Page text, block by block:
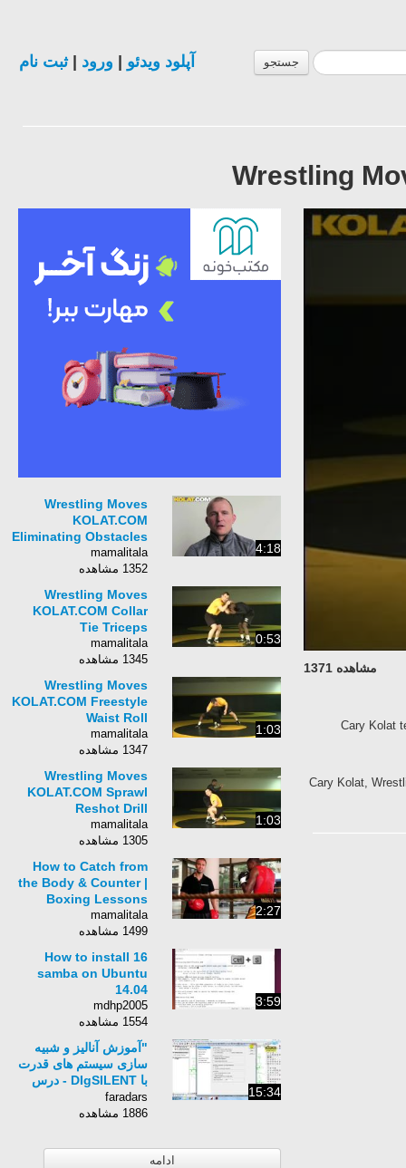
جستجو آپلود ویدئو ورود |ثبت نام
Wrestling
مشاهده 1371
Cary Kolat
Cary Kolat,
4:18
Wrestling Moves
KOLAT.COM
Eliminating Obstacles
mamalitala
1352 مشاهده
0:53
Wrestling Moves
KOLAT.COM Collar
Tie Triceps
mamalitala
1345 مشاهده
1:03
Wrestling Moves
KOLAT.COM Freestyle
Waist Roll
mamalitala
1347 مشاهده
1:03
Wrestling Moves
KOLAT.COM Sprawl
Reshot Drill
mamalitala
1305 مشاهده
2:27
How to Catch from
the Body & Counter |
Boxing Lessons
mamalitala
1499 مشاهده
3:59
16 How to install
samba on Ubuntu
14.04
mdhp2005
1554 مشاهده
15:34
"آموزش آنالیز و شبیه
سازی سیستم های قدرت
با DIgSILENT - درس
ششم: مطالعات شبه
دینامیکی "
faradars
1886 مشاهده
ادامه